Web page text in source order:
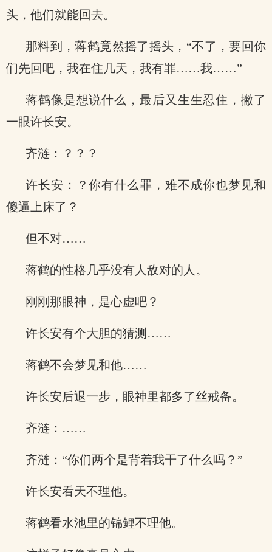
头，他们就能回去。
那料到，蒋鹤竟然摇了摇头，“不了，要回你
们先回吧，我在住几天，我有罪……我……”
蒋鹤像是想说什么，最后又生生忍住，撇了
一眼许长安。
齐涟：？？？
许长安：？你有什么罪，难不成你也梦见和
傻逼上床了？
但不对……
蒋鹤的性格几乎没有人敌对的人。
刚刚那眼神，是心虚吧？
许长安有个大胆的猜测……
蒋鹤不会梦见和他……
许长安后退一步，眼神里都多了丝戒备。
齐涟：……
齐涟：“你们两个是背着我干了什么吗？”
许长安看天不理他。
蒋鹤看水池里的锦鲤不理他。